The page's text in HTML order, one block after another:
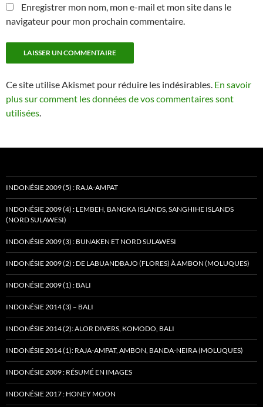
Enregistrer mon nom, mon e-mail et mon site dans le
navigateur pour mon prochain commentaire.
Ce site utilise Akismet pour réduire les indésirables. En savoir
plus sur comment les données de vos commentaires sont
utilisées
INDONÉSIE 2009 (5) : RAJA-AMPAT
INDONÉSIE 2009 (4) : LEMBEH, BANGKA ISLANDS, SANGHIHE ISLANDS
(NORD SULAWESI)
INDONÉSIE 2009 (3) : BUNAKEN ET NORD SULAWESI
INDONÉSIE 2009 (2) : DE LABUANDBAJO (FLORES) À AMBON (MOLUQUES)
INDONÉSIE 2009 (1) : BALI
INDONÉSIE 2014 (3) – BALI
INDONÉSIE 2014 (2): ALOR DIVERS, KOMODO, BALI
INDONÉSIE 2014 (1): RAJA-AMPAT, AMBON, BANDA-NEIRA (MOLUQUES)
INDONÉSIE 2009 : RÉSUMÉ EN IMAGES
INDONÉSIE 2017 : HONEY MOON